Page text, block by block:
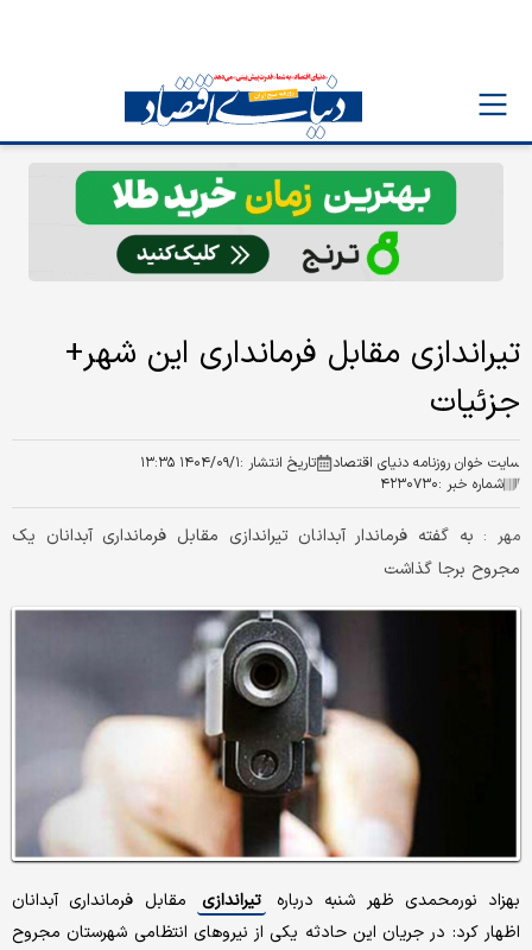
تیراندازی مقابل فرمانداری این شهر+
جزئیات
سایت خوان روزنامه دنیای اقتصاد تاریخ انتشار :۱۴۰۴/۰۹/۱ ۱۳:۳۵
شماره خبر :۴۲۳۰۷۳۰
مهر : به گفته فرماندار آبدانان تیراندازی مقابل فرمانداری آبدانان یک
مجروح برجا گذاشت‌
بهزاد نورمحمدی ظهر شنبه درباره تیراندازی
مقابل فرمانداری آبدانان
اظهار کرد: در جریان این حادثه یکی از نیروهای انتظامی شهرستان مجروح